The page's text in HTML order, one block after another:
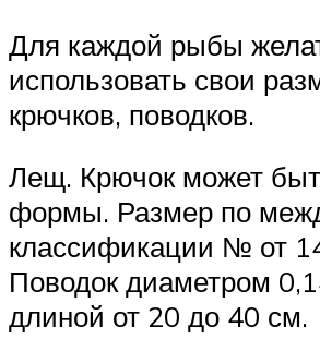
Для каждой рыбы
использовать свои
крючков, поводков.
Лещ. Крючок может
формы. Размер по
классификации № от
Поводок диаметром
длиной от 20 до 40 см.